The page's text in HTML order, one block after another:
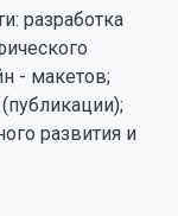
разработка
- макетов;
развития и